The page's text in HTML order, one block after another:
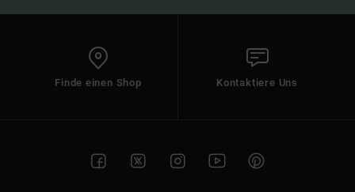
Finde einen Shop Kontaktiere Uns